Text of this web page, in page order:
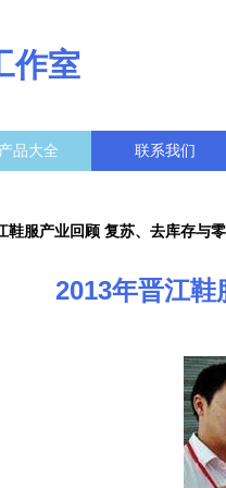
作室
产品大全 联系我们
鞋服产业回顾 复苏、去库存与
2013年晋江